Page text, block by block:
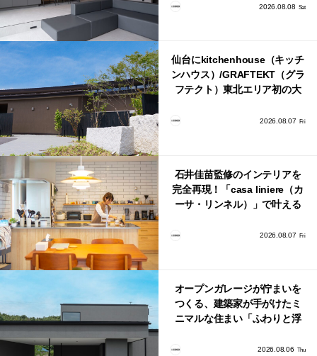
2026.08.08 Sat
仙台にkitchenhouse（キッチ
ンハウス）/GRAFTEKT（グラ
フテクト）東北エリア初の大
2026.08.07 Fri
石井佳苗監修のインテリアを
完全再現！「casa liniere（カ
ーサ・リンネル）」で叶える
2026.08.07 Fri
オープンガレージが佇まいを
つくる、建築家が手がけたミ
ニマルな住まい「ふわりと浮
2026.08.06 Thu